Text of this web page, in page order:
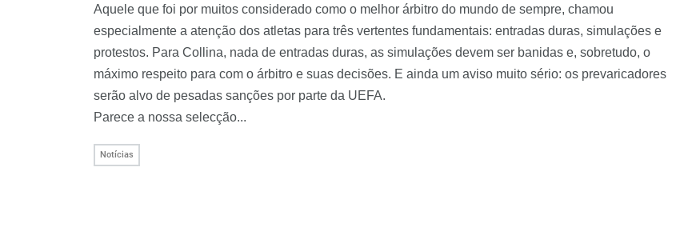
Aquele que foi por muitos considerado como o melhor árbitro do mundo de sempre, chamou
especialmente a atenção dos atletas para três vertentes fundamentais: entradas duras, simulações e
protestos. Para Collina, nada de entradas duras, as simulações devem ser banidas e, sobretudo, o
máximo respeito para com o árbitro e suas decisões. E ainda um aviso muito sério: os prevaricadores
serão alvo de pesadas sanções por parte da UEFA.
Parece a nossa selecção...
Notícias